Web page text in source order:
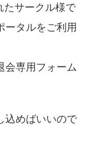
たサークル様で
ータルをご利用
会専用フォーム
込めばいいので